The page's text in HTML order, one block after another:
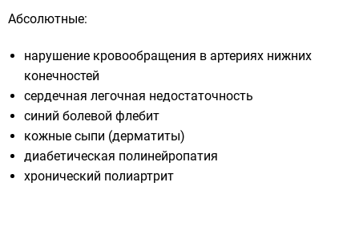
Абсолютные:
нарушение кровообращения в артериях нижних
конечностей
сердечная легочная недостаточность
синий болевой флебит
кожные сыпи (дерматиты)
диабетическая полинейропатия
хронический полиартрит